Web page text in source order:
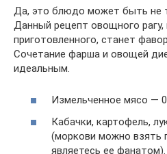
Да, это блюдо может быть не
Данный рецепт овощного рагу,
приготовленного, станет
Сочетание фарша и овощей
идеальным.
Измельченное мясо —
Кабачки, картофель,
(моркови можно взять
являетесь ее фанатом).